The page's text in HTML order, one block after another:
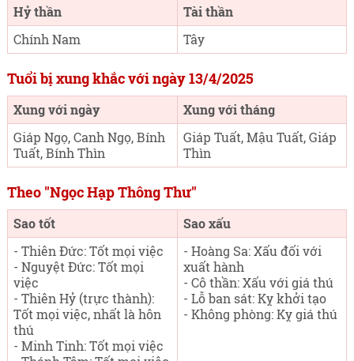
Hỷ thần
Tài thần
Chính Nam
Tây
Tuổi bị xung khắc với ngày 13/4/2025
Xung với ngày
Xung với tháng
Giáp Ngọ, Canh Ngọ, Bính
Tuất, Bính Thìn
Giáp Tuất, Mậu Tuất, Giáp
Thìn
Theo "Ngọc Hạp Thông Thư"
Sao tốt
Sao xấu
- Thiên Đức: Tốt mọi việc
- Nguyệt Đức: Tốt mọi
việc
- Thiên Hỷ (trực thành):
Tốt mọi việc, nhất là hôn
thú
- Minh Tinh: Tốt mọi việc
- Hoàng Sa: Xấu đối với
xuất hành
- Cô thần: Xấu với giá thú
- Lỗ ban sát: Kỵ khởi tạo
- Không phòng: Kỵ giá thú